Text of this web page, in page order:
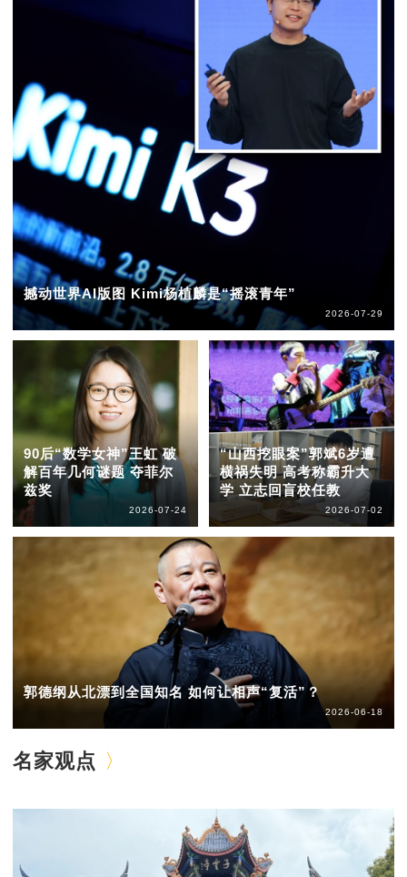
撼动世界AI版图 Kimi杨植麟是“摇滚青年”
2026-07-29
90后“数学女神”王虹 破
解百年几何谜题 夺菲尔
兹奖
2026-07-24
“山西挖眼案”郭斌6岁遭
横祸失明 高考称霸升大
学 立志回盲校任教
2026-07-02
郭德纲从北漂到全国知名 如何让相声“复活”？
2026-06-18
名家观点